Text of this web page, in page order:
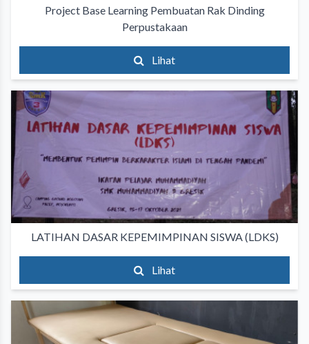
Project Base Learning Pembuatan Rak Dinding
Perpustakaan
Lihat
LATIHAN DASAR KEPEMIMPINAN SISWA (LDKS)
Lihat